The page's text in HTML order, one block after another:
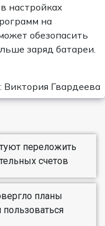
настройках
на
обезопасить
заряд батареи.
Виктория Гвардеева
переложить
счетов
планы
пользоваться